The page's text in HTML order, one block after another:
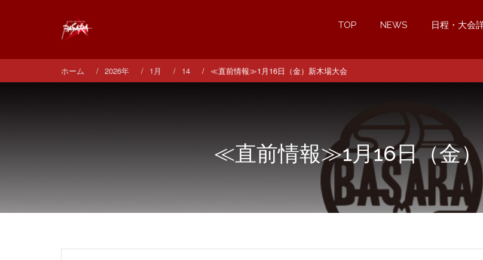
TOP NEWS 日程・大会
ホーム 2026年 1月 14 ≪直前情報≫1月16日（金）新木場大会
≪直前情報≫1月16日（金